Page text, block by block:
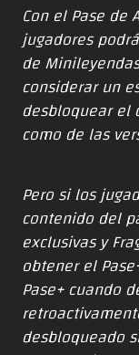
Con el Pase
jugadores
de
considerar un
desbloquear el
como de las
Pero si los
contenido del
exclusivas y
obtener el
Pase+ cuando
desbloqueado